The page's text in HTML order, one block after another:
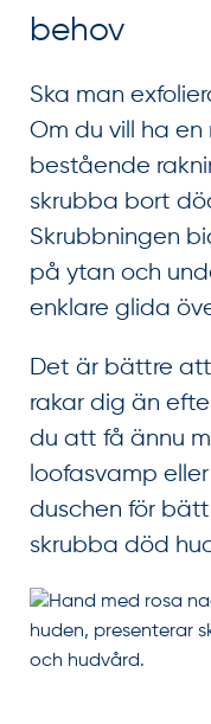
behov
Ska man
Om du vill ha en
bestående
skrubba bort
Skrubbningen
på ytan och
enklare glida
Det är bättre
rakar dig än
du att få ännu
loofasvamp
duschen för
skrubba död